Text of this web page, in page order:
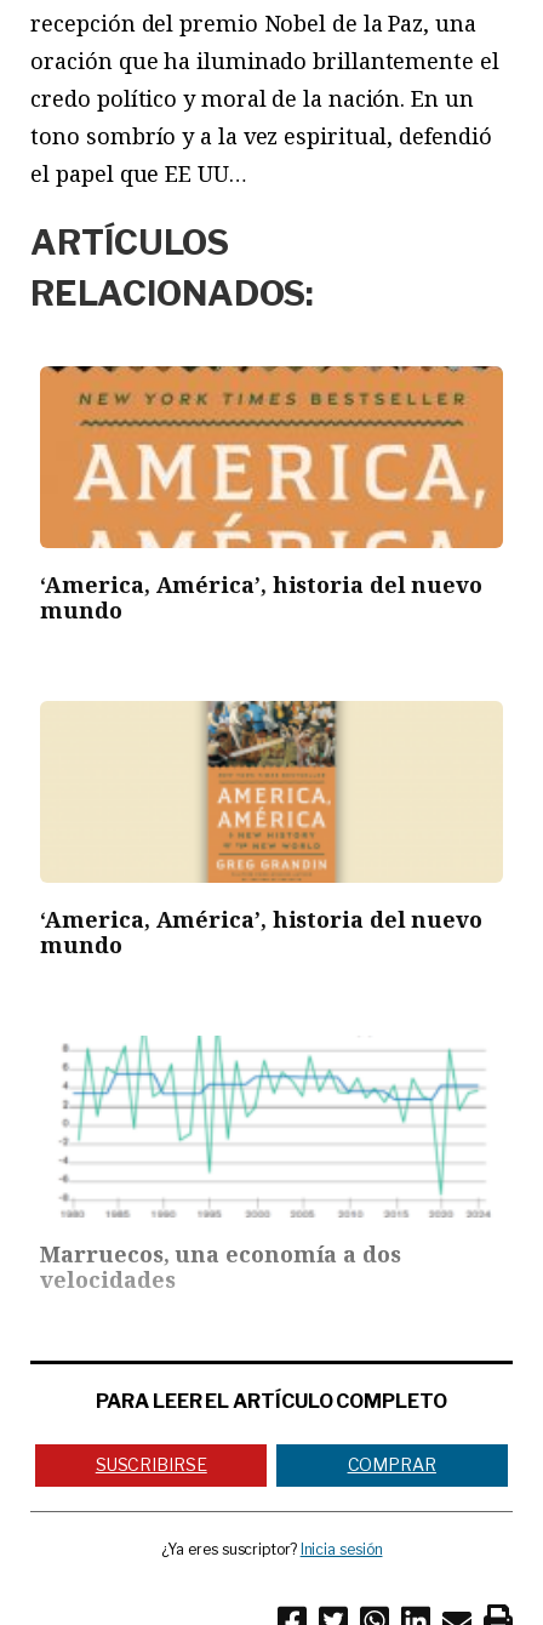
recepción del premio Nobel de la Paz, una
oración que ha iluminado brillantemente el
credo político y moral de la nación. En un
tono sombrío y a la vez espiritual, defendió
el papel que EE UU…
ARTÍCULOS
RELACIONADOS:
‘America, América’, historia del nuevo
mundo
‘America, América’, historia del nuevo
mundo
Marruecos, una economía a dos
velocidades
PARA LEER EL ARTÍCULO COMPLETO
SUSCRIBIRSE COMPRAR
¿Ya eres suscriptor? Inicia sesión